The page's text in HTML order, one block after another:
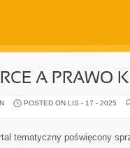
A PRAWO
POSTED ON LIS - 17 - 2025
tematyczny poświęcony